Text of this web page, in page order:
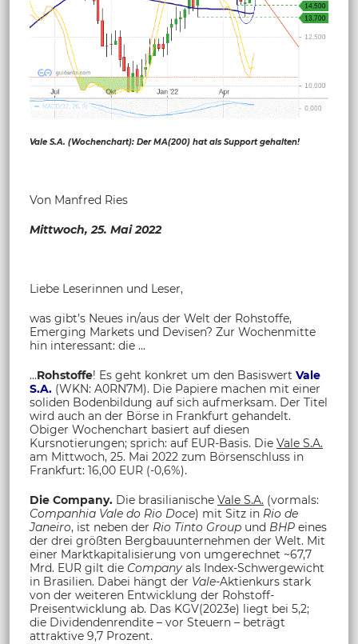
Vale S.A. (Wochenchart): Der MA(200) hat als Support gehalten!
Von Manfred Ries
Mittwoch, 25. Mai 2022
Liebe Leserinnen und Leser,
was gibt’s Neues in/aus der Welt der Rohstoffe,
Emerging Markets und Devisen? Zur Wochenmitte
hin interessant: die ...
...Rohstoffe! Es geht konkret um den Basiswert Vale
S.A. (WKN: A0RN7M). Die Papiere machen mit einer
soliden Bodenbildung auf sich aufmerksam. Der Titel
wird auch an der Börse in Frankfurt gehandelt.
Obiger Wochenchart basiert auf diesen
Kursnotierungen; sprich: auf EUR-Basis. Die Vale S.A.
am Mittwoch, 25. Mai 2022 zum Börsenschluss in
Frankfurt: 16,00 EUR (-0,6%).
Die Company. Die brasilianische Vale S.A. (vormals:
Companhia Vale do Rio Doce) mit Sitz in Rio de
Janeiro, ist neben der Rio Tinto Group und BHP eines
der drei größten Bergbauunternehmen der Welt. Mit
einer Marktkapitalisierung von umgerechnet ~67,7
Mrd. EUR gilt die Company als Index-Schwergewicht
in Brasilien. Dabei hängt der Vale-Aktienkurs stark
von der weiteren Entwicklung der Rohstoff-
Preisentwicklung ab. Das KGV(2023e) liegt bei 5,2;
die Dividendenrendite – vor Steuern – beträgt
attraktive 9,7 Prozent.